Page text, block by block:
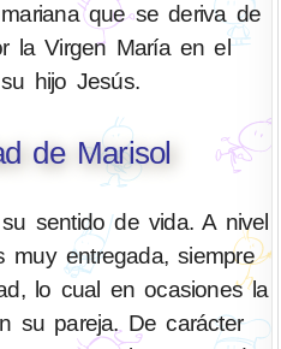
que se deriva de
la Virgen María en el
hijo Jesús.
de Marisol
sentido de vida. A nivel
muy entregada, siempre
lo cual en ocasiones la
su pareja. De carácter